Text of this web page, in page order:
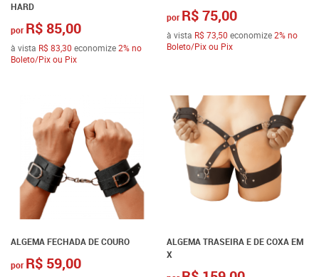
HARD
por R$ 85,00
à vista R$ 83,30 economize2%no
Boleto/Pix ou Pix
por R$ 75,00
à vista R$ 73,50 economize2%no
Boleto/Pix ou Pix
ALGEMA FECHADA DE COURO
por R$ 59,00
ALGEMA TRASEIRA E DE COXA EM
X